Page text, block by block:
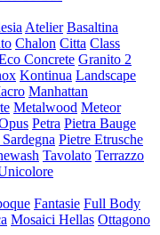
Atelier Basaltina
Chalon Citta Class
Concrete Granito 2
Kontinua Landscape
Manhattan
Metalwood Meteor
Petra Pietra Bauge
Pietre Etrusche
Tavolato Terrazzo
Fantasie Full Body
Mosaici Hellas Ottagono